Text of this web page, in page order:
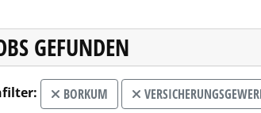
GEFUNDEN
BORKUM